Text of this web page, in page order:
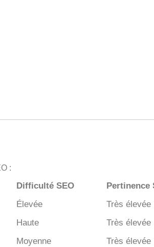
:
Difficulté SEO
Pertinence
Élevée
Très élevée
Haute
Très élevée
Moyenne
Très élevée